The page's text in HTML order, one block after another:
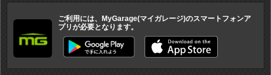
ご利用には、MyGarage(マイガレージ)のスマートフォンア
プリが必要となります。